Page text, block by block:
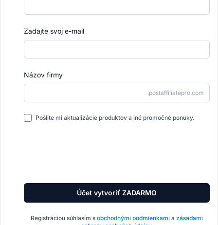
Zadajte svoj e-mail
Názov firmy
.postaffiliatepro.com
Pošlite mi aktualizácie produktov a iné promočné ponuky.
Účet vytvoriť ZADARMO
Registráciou súhlasím s obchodnými podmienkami a zásadami